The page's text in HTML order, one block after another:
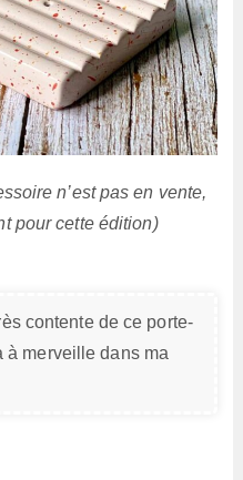
n’est pas en vente,
pour cette édition)
contente de ce porte-
à merveille dans ma